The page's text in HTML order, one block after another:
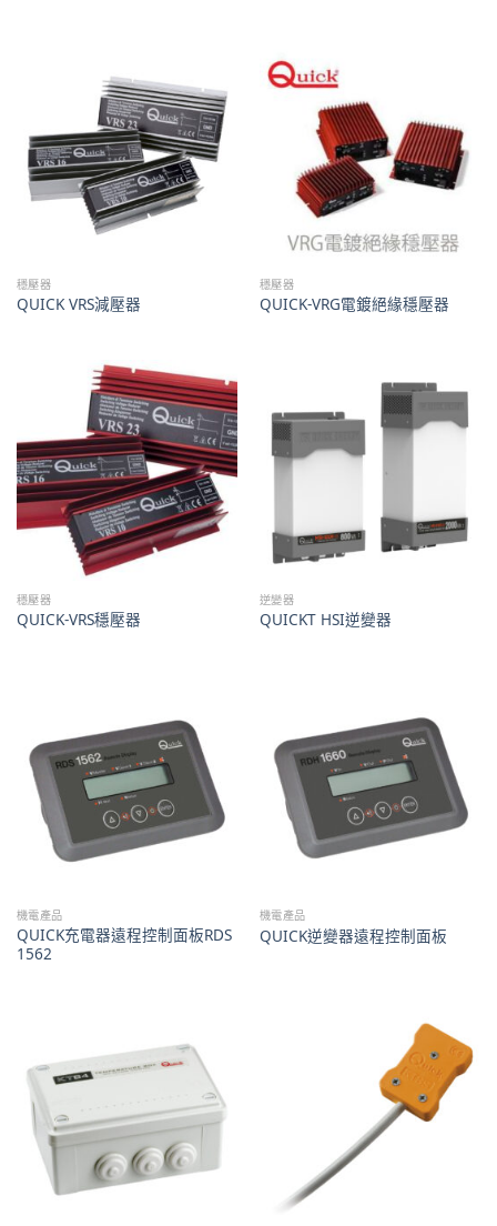
穩壓器
QUICK VRS減壓器
穩壓器
QUICK-VRG電鍍絕緣穩壓器
穩壓器
QUICK-VRS穩壓器
逆變器
QUICKT HSI逆變器
機電產品
QUICK充電器遠程控制面板RDS
1562
機電產品
QUICK逆變器遠程控制面板